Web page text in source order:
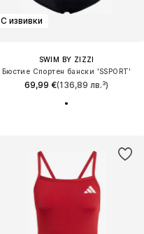
С извивки
SWIM BY ZIZZI
Бюстие Спортен бански 'SSPORT'
69,99 €(136,89 лв.³)